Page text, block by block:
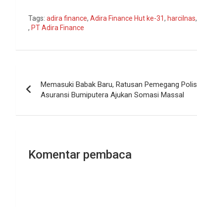
Tags: adira finance, Adira Finance Hut ke-31, harcilnas,
, PT Adira Finance
pos
Memasuki Babak Baru, Ratusan Pemegang Polis
Asuransi Bumiputera Ajukan Somasi Massal
Komentar pembaca